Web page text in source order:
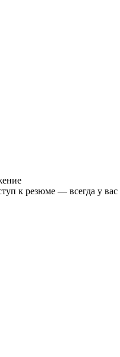
к резюме — всегда у вас